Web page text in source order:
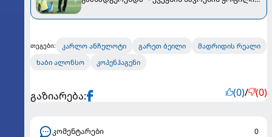
თეგები: კარლო ანჩელოტი გარეთ ბეილი
მადრიდის რეალი
ხაბი ალონსო
კოპენჰაგენი
გაზიარება: (0)/ (0)
კომენტარები 0